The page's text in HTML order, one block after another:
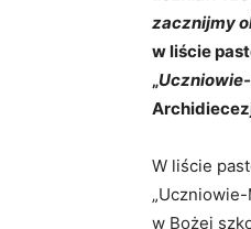
zacznijmy
w liście
„
W liście
w Bożej